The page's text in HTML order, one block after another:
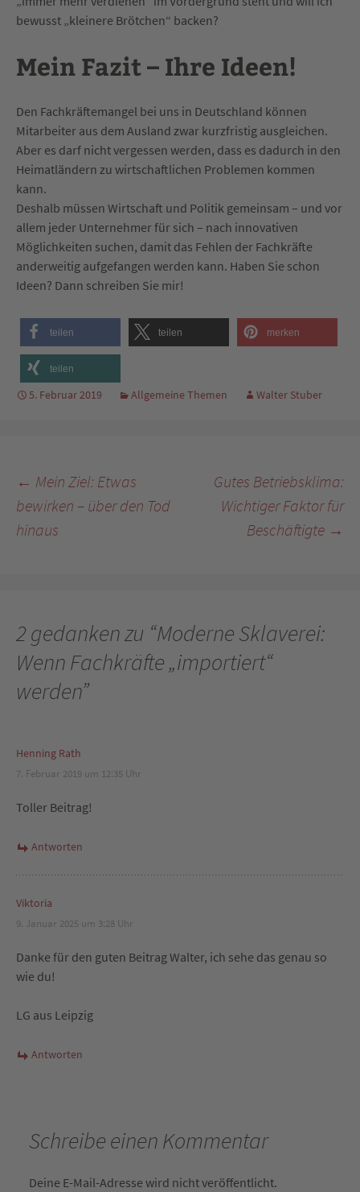
bewusst „kleinere Brötchen“ backen?
Mein Fazit – Ihre Ideen!
Den Fachkräftemangel bei uns in Deutschland können
Mitarbeiter aus dem Ausland zwar kurzfristig ausgleichen.
Aber es darf nicht vergessen werden, dass es dadurch in den
Heimatländern zu wirtschaftlichen Problemen kommen
kann.
Deshalb müssen Wirtschaft und Politik gemeinsam – und vor
allem jeder Unternehmer für sich – nach innovativen
Möglichkeiten suchen, damit das Fehlen der Fachkräfte
anderweitig aufgefangen werden kann. Haben Sie schon
Ideen? Dann schreiben Sie mir!
teilen teilen merken
teilen
5. Februar 2019 Allgemeine Themen Walter Stuber
Beitragsnavigation
← Mein Ziel: Etwas
bewirken – über den Tod
hinaus
Gutes Betriebsklima:
Wichtiger Faktor für
Beschäftigte →
2 gedanken zu “Moderne Sklaverei:
Wenn Fachkräfte „importiert“
werden”
Henning Rath
7. Februar 2019 um 12:35 Uhr
Toller Beitrag!
Antworten
Viktoria
9. Januar 2025 um 3:28 Uhr
Danke für den guten Beitrag Walter, ich sehe das genau so
wie du!
LG aus Leipzig
Antworten
Schreibe einen Kommentar
Deine E-Mail-Adresse wird nicht veröffentlicht.